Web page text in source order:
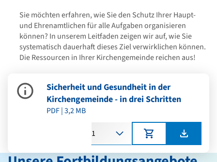
Sie möchten erfahren, wie Sie den Schutz Ihrer Haupt-
und Ehrenamtlichen für alle Aufgaben organisieren
können? In unserem Leitfaden zeigen wir auf, wie Sie
systematisch dauerhaft dieses Ziel verwirklichen können.
Die Ressourcen in Ihrer Kirchengemeinde reichen aus!
Sicherheit und Gesundheit in der
Kirchengemeinde - in drei Schritten
PDF | 3,2 MB